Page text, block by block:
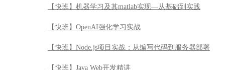
【快班】机器学习及其matlab实现—从基础到实践
【快班】OpenAI强化学习实战
【快班】Node.js项目实战：从编写代码到服务器部署
【快班】Java Web开发精讲